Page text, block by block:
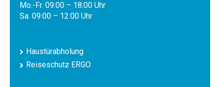
Mo.-Fr. 09:00 – 18:00 Uhr
Sa. 09:00 – 12:00 Uhr
Haustürabholung
Reiseschutz ERGO